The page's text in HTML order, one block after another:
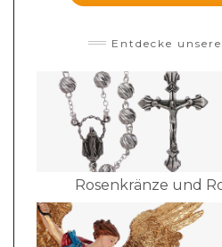
Entdecke
Rosenkränze und